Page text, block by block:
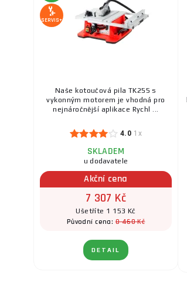
SERVIS+
Naše kotoučová pila TK255 s
vykonným motorem je vhodná pro
nejnáročnější aplikace Rychl ...
4.0 1x
SKLADEM
u dodavatele
Akční cena
7 307 Kč
Ušetříte 1 153 Kč
Původní cena:8 460 Kč
DETAIL